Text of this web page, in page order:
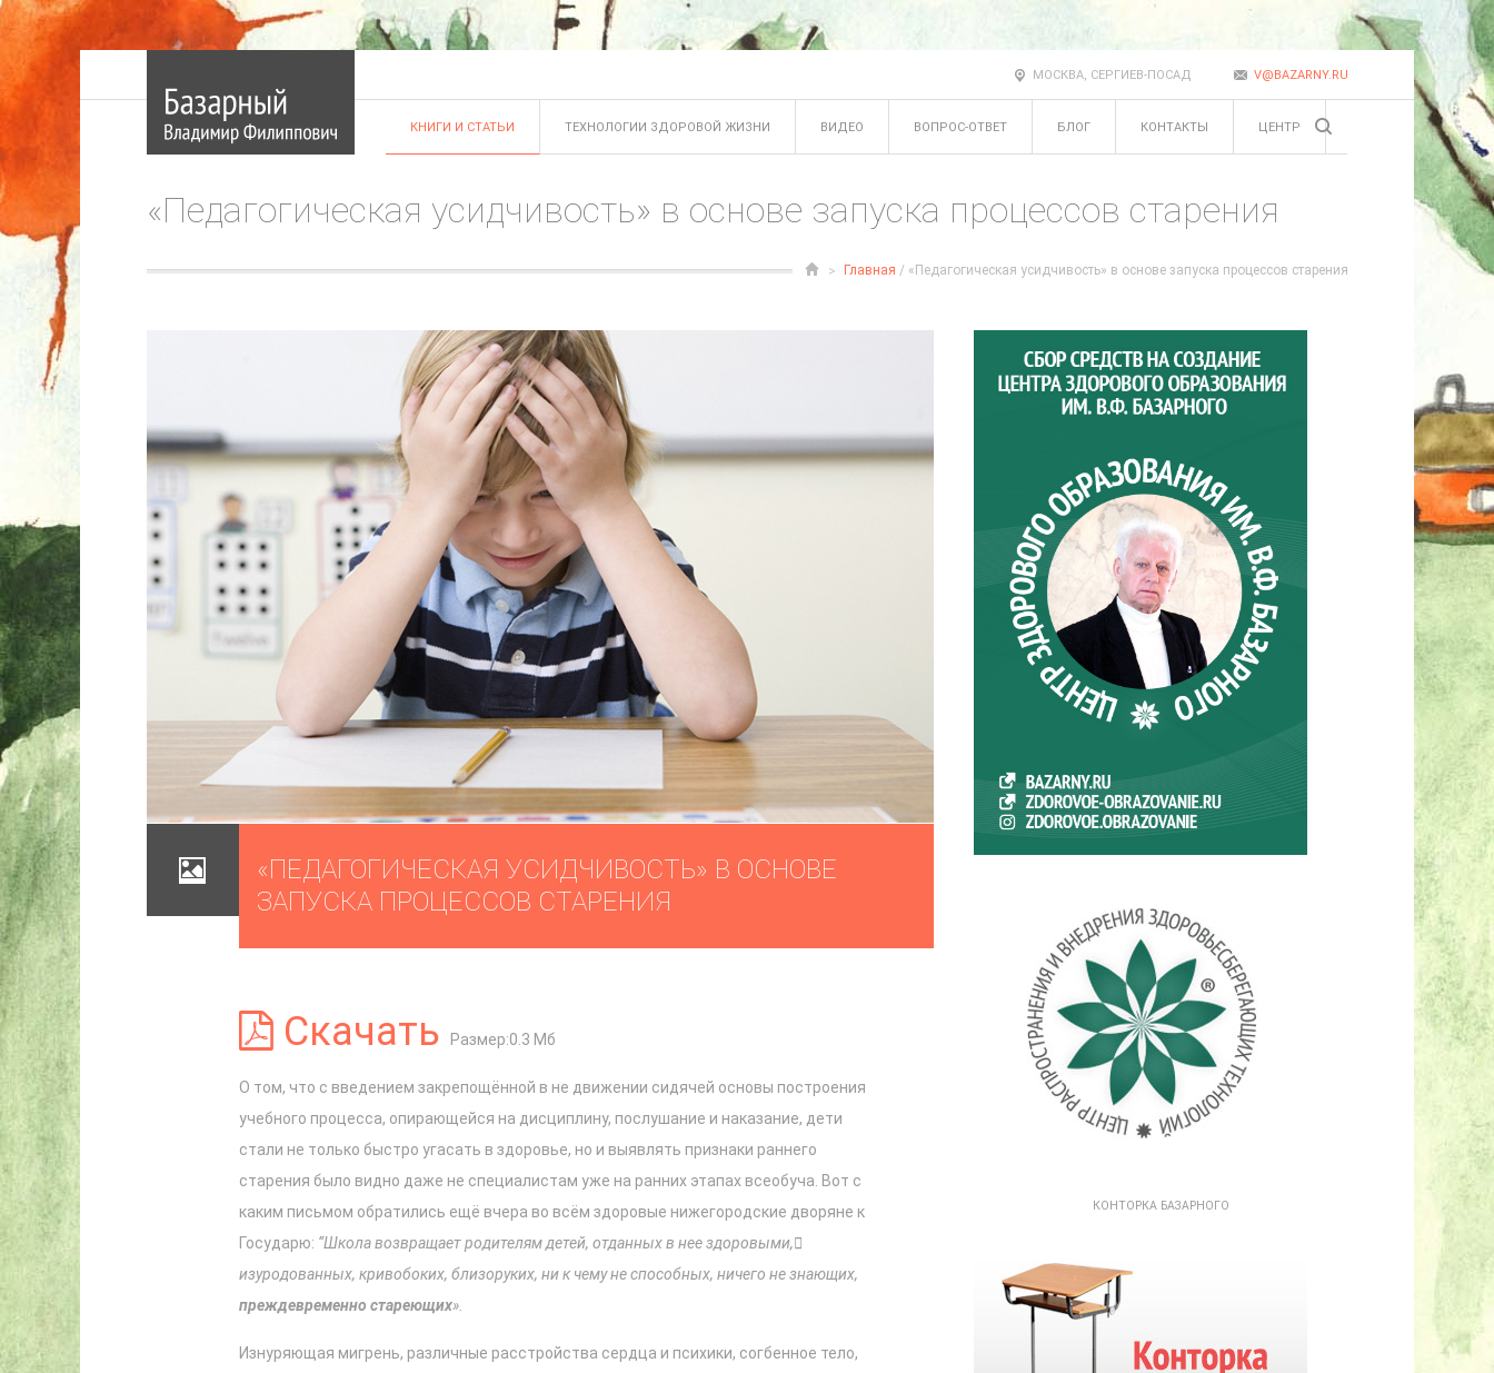
МОСКВА, СЕРГИЕВ-ПОСАД V@BAZARNY.RU
КНИГИ И СТАТЬИ ТЕХНОЛОГИИ ЗДОРОВОЙ ЖИЗНИ ВИДЕО ВОПРОС-ОТВЕТ БЛОГ КОНТАКТЫ ЦЕНТР
«Педагогическая усидчивость» в основе запуска процессов старения
Главная / «Педагогическая усидчивость» в основе запуска процессов старения
«ПЕДАГОГИЧЕСКАЯ УСИДЧИВОСТЬ» В ОСНОВЕ
ЗАПУСКА ПРОЦЕССОВ СТАРЕНИЯ
Скачать Размер:0.3 Мб
О том, что с введением закрепощённой в не движении сидячей основы построения
учебного процесса, опирающейся на дисциплину, послушание и наказание, дети
стали не только быстро угасать в здоровье, но и выявлять признаки раннего
старения было видно даже не специалистам уже на ранних этапах всеобуча. Вот с
каким письмом обратились ещё вчера во всём здоровые нижегородские дворяне к
Государю: “Школа возвращает родителям детей, отданных в нее здоровыми,
изуродованных, кривобоких, близоруких, ни к чему не способных, ничего не знающих,
преждевременно стареющих».
Изнуряющая мигрень, различные расстройства сердца и психики, согбенное тело,
КОНТОРКА БАЗАРНОГО